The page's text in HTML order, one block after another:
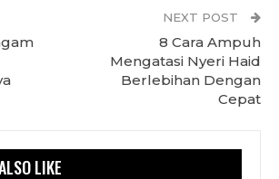
NEXT POST
8 Cara Ampuh
Mengatasi Nyeri Haid
Berlebihan Dengan
Cepat
LIKE